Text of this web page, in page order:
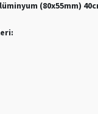
(80x55mm)